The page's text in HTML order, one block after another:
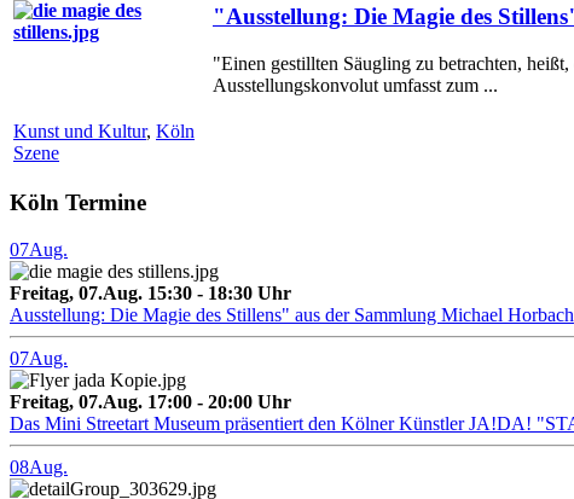
"Ausstellung: Die Magie des
"Einen gestillten Säugling zu betrachten,
Ausstellungskonvolut umfasst zum ...
Kunst und Kultur, Köln
Szene
Köln Termine
07Aug.
Freitag, 07.Aug. 15:30 - 18:30 Uhr
Ausstellung: Die Magie des Stillens" aus der Sammlung Michael Horbach
07Aug.
Freitag, 07.Aug. 17:00 - 20:00 Uhr
Das Mini Streetart Museum präsentiert den Kölner Künstler JA!DA!
08Aug.